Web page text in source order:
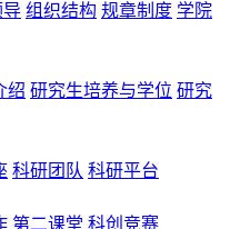
导 组织结构 规章制度 学院
绍 研究生培养与学位 研究
科研团队 科研平台
第二课堂 科创竞赛